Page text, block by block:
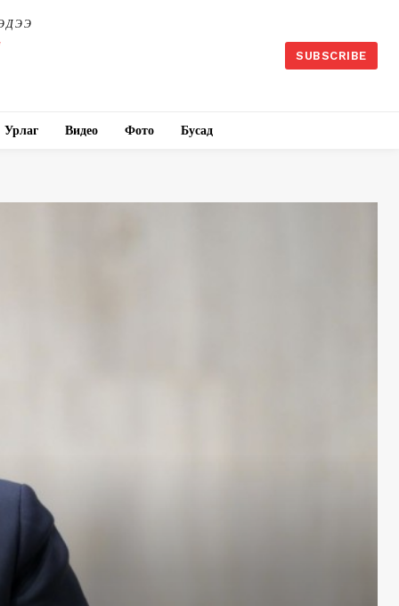
SUBSCRIBE
Урлаг Видео Фото Бусад